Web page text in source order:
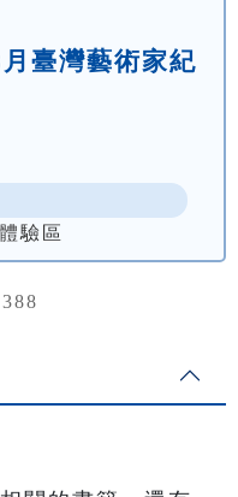
臺灣藝術家紀
驗區